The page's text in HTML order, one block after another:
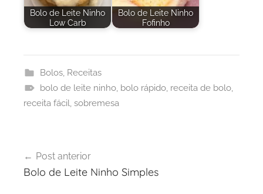
Bolo de Leite Ninho
Low Carb
Bolo de Leite Ninho
Fofinho
Bolos, Receitas
bolo de leite ninho, bolo rápido, receita de bolo,
receita fácil, sobremesa
de
Post anterior
Bolo de Leite Ninho Simples